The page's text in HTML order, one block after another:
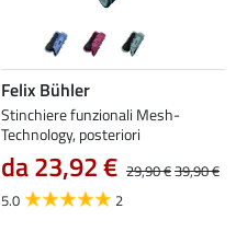
Felix Bühler
Stinchiere funzionali Mesh-
Technology, posteriori
da 23,92 € 29,90 €39,90 €
5.0
2